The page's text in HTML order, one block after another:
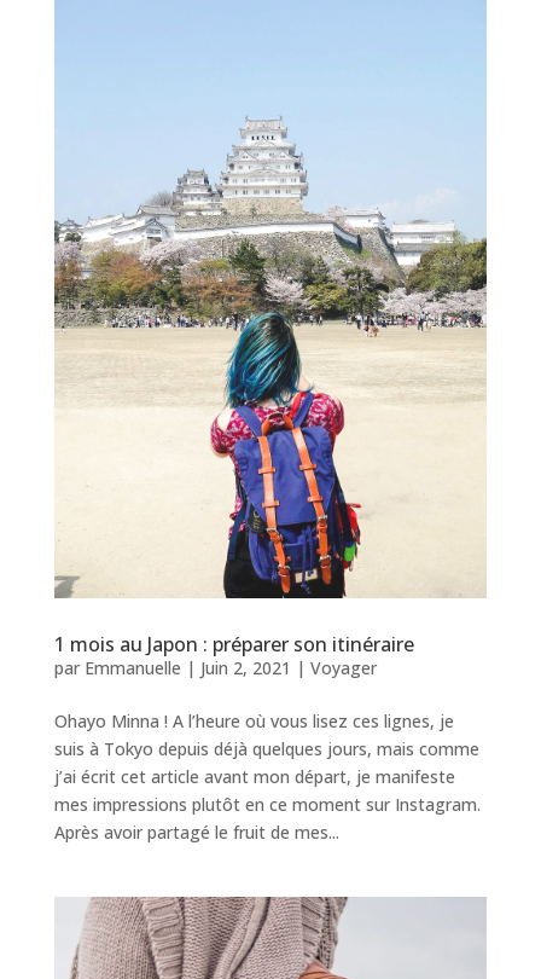
1 mois au Japon : préparer son itinéraire
par Emmanuelle | Juin 2, 2021 | Voyager
Ohayo Minna ! A l’heure où vous lisez ces lignes, je
suis à Tokyo depuis déjà quelques jours, mais comme
j’ai écrit cet article avant mon départ, je manifeste
mes impressions plutôt en ce moment sur Instagram.
Après avoir partagé le fruit de mes...